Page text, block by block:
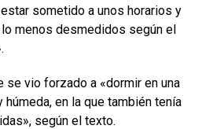
sometido a unos horarios y
menos desmedidos según el
se vio forzado a «dormir en una
en la que también tenía
según el texto.